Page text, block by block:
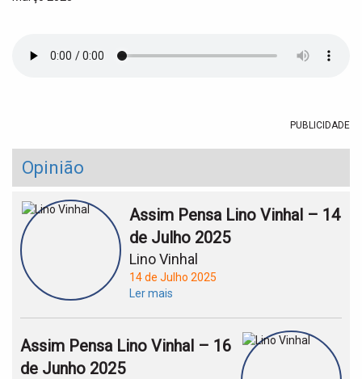
PUBLICIDADE
Opinião
Assim Pensa Lino Vinhal – 14
de Julho 2025
Lino Vinhal
14 de Julho 2025
Ler mais
Assim Pensa Lino Vinhal – 16
de Junho 2025